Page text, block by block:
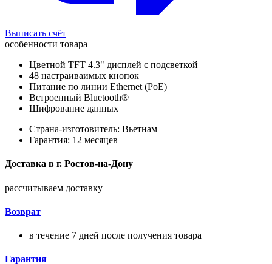
Выписать счёт
особенности товара
Цветной TFT 4.3" дисплей с подсветкой
48 настраиваимых кнопок
Питание по линии Ethernet (PoE)
Встроенный Bluetooth®
Шифрование данных
Страна-изготовитель: Вьетнам
Гарантия: 12 месяцев
Доставка в г. Ростов-на-Дону
рассчитываем доставку
Возврат
в течение 7 дней после получения товара
Гарантия